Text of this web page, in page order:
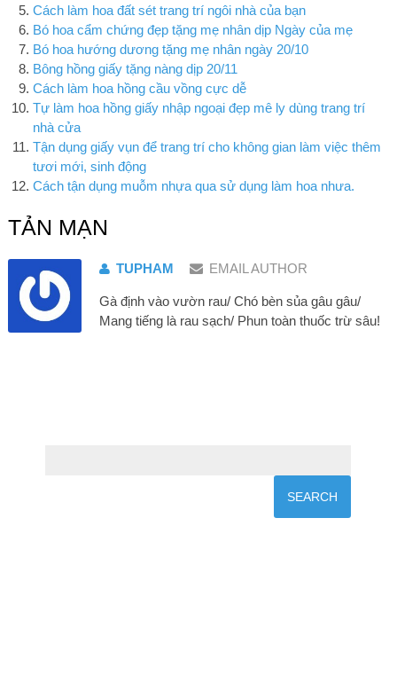
Cách làm hoa đất sét trang trí ngôi nhà của bạn
Bó hoa cẩm chứng đẹp tặng mẹ nhân dịp Ngày của mẹ
Bó hoa hướng dương tặng mẹ nhân ngày 20/10
Bông hồng giấy tặng nàng dịp 20/11
Cách làm hoa hồng cầu vồng cực dễ
Tự làm hoa hồng giấy nhập ngoại đẹp mê ly dùng trang trí
nhà cửa
Tận dụng giấy vụn để trang trí cho không gian làm việc thêm
tươi mới, sinh động
Cách tận dụng muỗm nhựa qua sử dụng làm hoa nhưa.
TẢN MẠN
TUPHAM EMAIL AUTHOR
Gà định vào vườn rau/ Chó bèn sủa gâu gâu/
Mang tiếng là rau sạch/ Phun toàn thuốc trừ sâu!